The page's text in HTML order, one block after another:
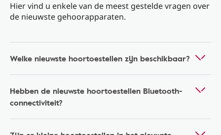
Hier vind u enkele van de meest gestelde vragen over
de nieuwste gehoorapparaten.
Welke nieuwste hoortoestellen zijn beschikbaar?
Hebben de nieuwste hoortoestellen Bluetooth-
connectiviteit?